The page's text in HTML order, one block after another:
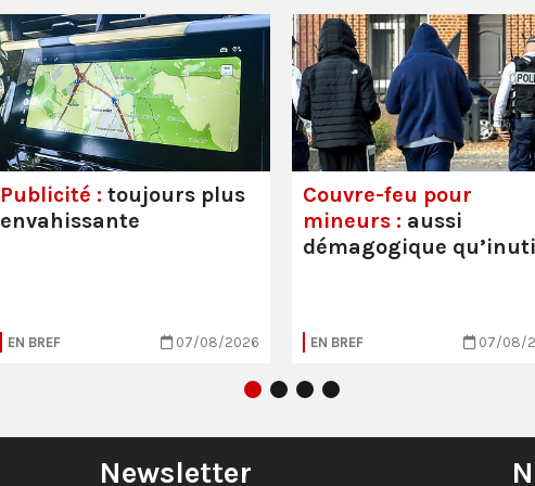
Publicité : toujours plus
envahissante
EN BREF 07/08/2026
Couvre-feu pour
mineurs : aussi
démagogique
EN BREF 07/08/
Newsletter